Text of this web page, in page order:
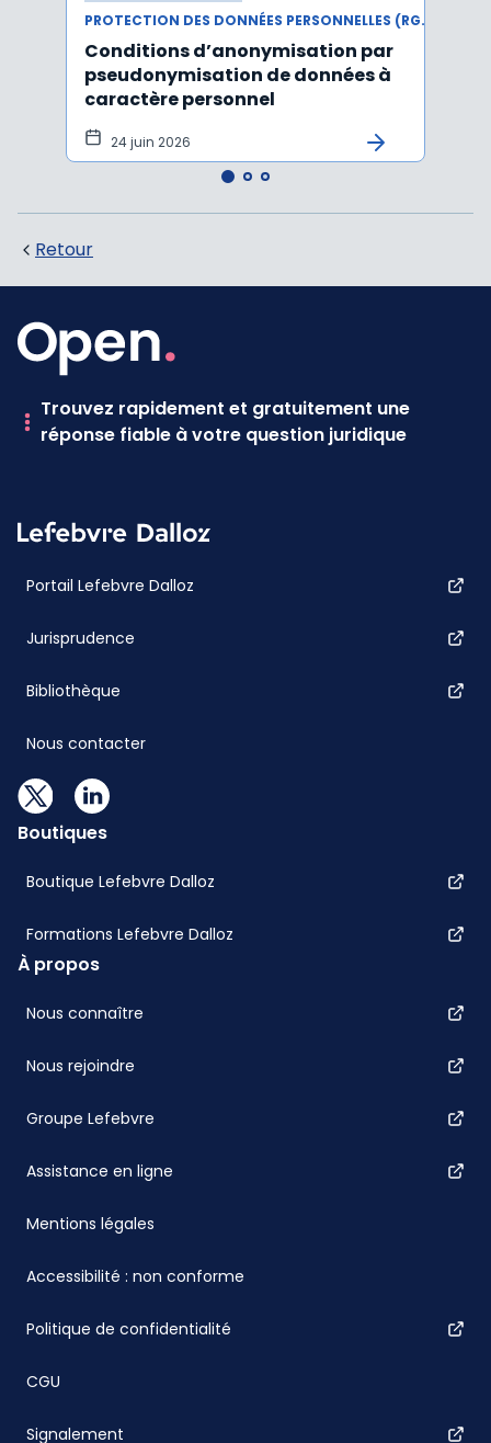
PROTECTION DES DONNÉES PERSONNELLES (RGPD)
Conditions d’anonymisation par
pseudonymisation de données à
caractère personnel
24 juin 2026
Retour
Trouvez rapidement et gratuitement une
réponse fiable à votre question juridique
Portail Lefebvre Dalloz
Jurisprudence
Bibliothèque
Nous contacter
Boutiques
Boutique Lefebvre Dalloz
Formations Lefebvre Dalloz
À propos
Nous connaître
Nous rejoindre
Groupe Lefebvre
Assistance en ligne
Mentions légales
Accessibilité : non conforme
Politique de confidentialité
CGU
Signalement